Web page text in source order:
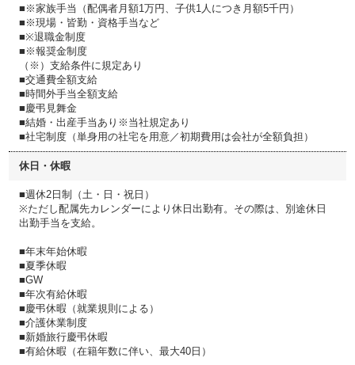
■※家族手当（配偶者月額1万円、子供1人につき月額5千円）
■※現場・皆勤・資格手当など
■※退職金制度
■※報奨金制度
（※）支給条件に規定あり
■交通費全額支給
■時間外手当全額支給
■慶弔見舞金
■結婚・出産手当あり※当社規定あり
■社宅制度（単身用の社宅を用意／初期費用は会社が全額負担）
休日・休暇
■週休2日制（土・日・祝日）
※ただし配属先カレンダーにより休日出勤有。その際は、別途休日
出勤手当を支給。
■年末年始休暇
■夏季休暇
■GW
■年次有給休暇
■慶弔休暇（就業規則による）
■介護休業制度
■新婚旅行慶弔休暇
■有給休暇（在籍年数に伴い、最大40日）